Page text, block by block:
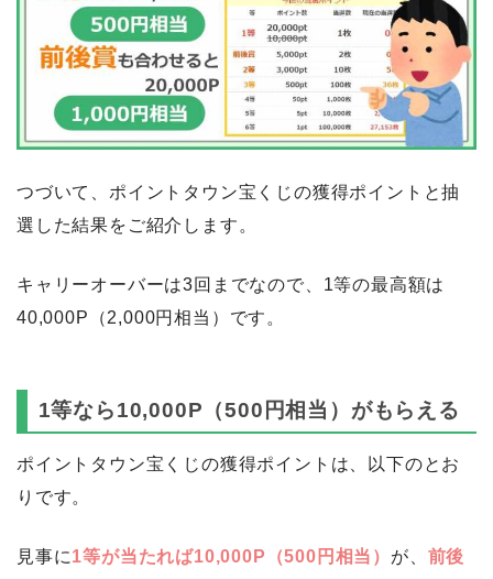
つづいて、ポイントタウン宝くじの獲得ポイントと抽
選した結果をご紹介します。
キャリーオーバーは3回までなので、1等の最高額は
40,000P（2,000円相当）です。
1等なら10,000P（500円相当）がもらえる
ポイントタウン宝くじの獲得ポイントは、以下のとお
りです。
見事に1等が当たれば10,000P（500円相当） が、 前後